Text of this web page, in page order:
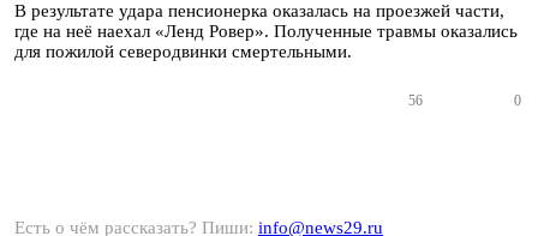
В результате удара пенсионерка оказалась на проезжей части,
где на неё наехал «Ленд Ровер». Полученные травмы оказались
для пожилой северодвинки смертельными.
56 0
Есть о чём рассказать? Пиши: info@news29.ru